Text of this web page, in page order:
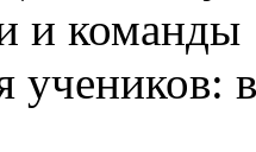
и команды
учеников: